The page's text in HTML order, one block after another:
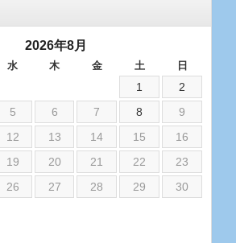
2026年8月
水 木 金 土 日
1
2
5 6 7 8
9
12 13 14 15
16
19 20 21 22
23
26 27 28 29
30